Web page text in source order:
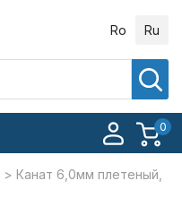
Ro Ru
0
Канат 6,0мм плетеный,